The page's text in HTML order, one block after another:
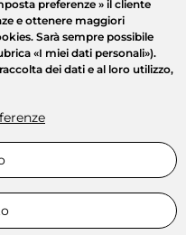
preferenze » il cliente
e ottenere maggiori
Sarà sempre possibile
«I miei dati personali»).
dei dati e al loro utilizzo,